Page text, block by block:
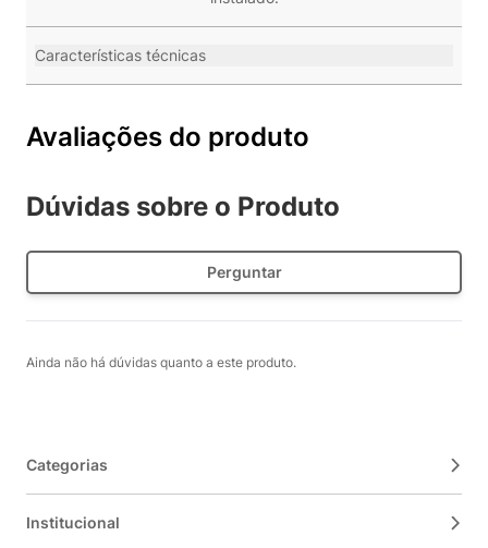
Características técnicas
Avaliações do produto
Dúvidas sobre o Produto
Perguntar
Ainda não há dúvidas quanto a este produto.
Categorias
Institucional